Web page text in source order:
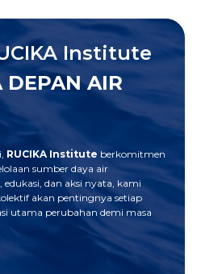
Institute
DEPAN AIR
RUCIKA Institute berkomitmen
sumber daya air
dan aksi nyata, kami
akan pentingnya setiap
utama perubahan demi masa